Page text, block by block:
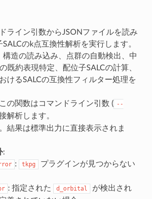
ライン引数からJSONファイルを読み
のk点互換性解析を実行します。
構造の読み込み、点群の自動検出、中
既約表現特定、配位子SALCの計算、
けるSALCの互換性フィルター処理を
の関数はコマンドライン引数 ( --
解析します。
結果は標準出力に直接表示されま
:
: tkpg
プラグインが見つからない
: 指定された d_orbital
が検出され